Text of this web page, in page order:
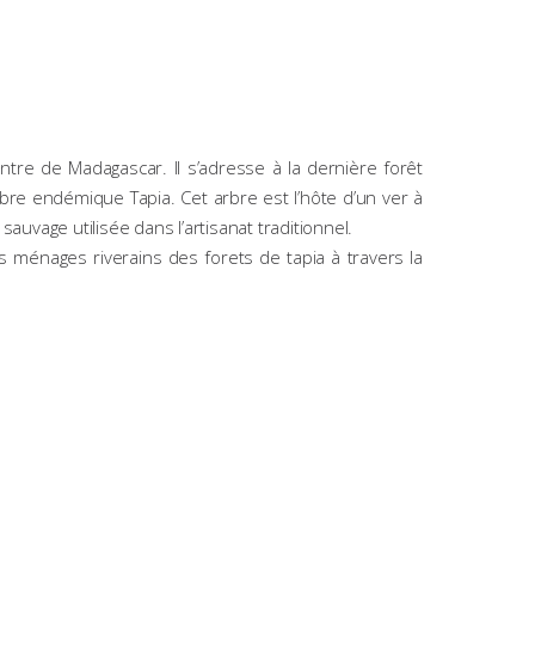
de Madagascar. Il s’adresse à la dernière forêt
endémique Tapia. Cet arbre est l’hôte d’un ver à
utilisée dans l’artisanat traditionnel.
ménages riverains des forets de tapia à travers la